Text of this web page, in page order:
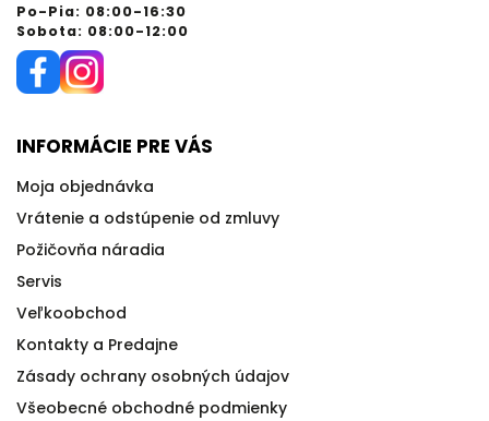
Po-Pia: 08:00-16:30
Sobota: 08:00-12:00
INFORMÁCIE PRE VÁS
Moja objednávka
Vrátenie a odstúpenie od zmluvy
Požičovňa náradia
Servis
Veľkoobchod
Kontakty a Predajne
Zásady ochrany osobných údajov
Všeobecné obchodné podmienky